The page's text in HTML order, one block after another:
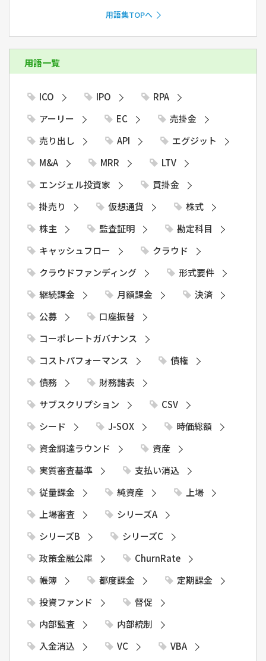
用語集TOPへ
用語一覧
ICO IPO
RPA
アーリー
EC
売掛金
売り出し
API
エグジット
M&A
MRR
LTV
エンジェル投資家
買掛金
掛売り
仮想通貨
株式
株主
監査証明
勘定科目
キャッシュフロー
クラウド
クラウドファンディング
形式要件
継続課金
月額課金
決済
公募
口座振替
コーポレートガバナンス
コストパフォーマンス
債権
債務
財務諸表
サブスクリプション
CSV
シード
J-SOX
時価総額
資金調達ラウンド
資産
実質審査基準
支払い消込
従量課金
純資産
上場
上場審査
シリーズA
シリーズB
シリーズC
政策金融公庫
ChurnRate
帳簿
都度課金
定期課金
投資ファンド
督促
内部監査
内部統制
入金消込
VC
VBA